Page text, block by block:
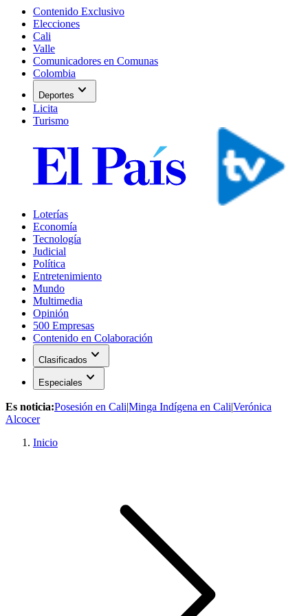
Contenido Exclusivo
Elecciones
Cali
Valle
Comunicadores en Comunas
Colombia
Deportes expand_more
Licita
Turismo
Loterías
Economía
Tecnología
Judicial
Política
Entretenimiento
Mundo
Multimedia
Opinión
500 Empresas
Contenido en Colaboración
Clasificados expand_more
Especiales expand_more
Es noticia:Posesión en Cali|Minga Indígena en Cali|Verónica
Alcocer
Inicio